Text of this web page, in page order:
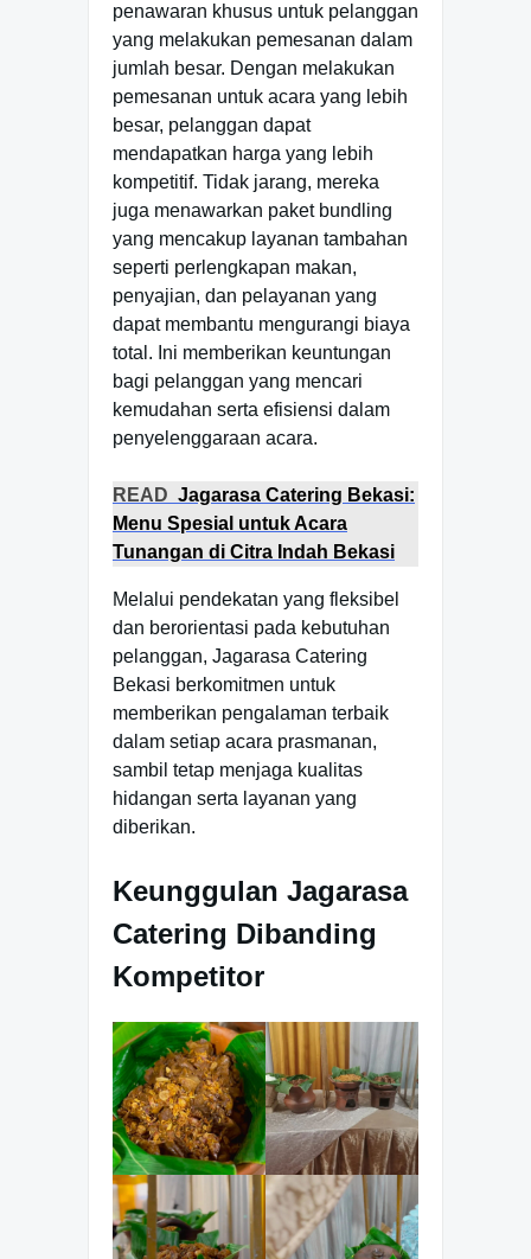
penawaran khusus untuk pelanggan
yang melakukan pemesanan dalam
jumlah besar. Dengan melakukan
pemesanan untuk acara yang lebih
besar, pelanggan dapat
mendapatkan harga yang lebih
kompetitif. Tidak jarang, mereka
juga menawarkan paket bundling
yang mencakup layanan tambahan
seperti perlengkapan makan,
penyajian, dan pelayanan yang
dapat membantu mengurangi biaya
total. Ini memberikan keuntungan
bagi pelanggan yang mencari
kemudahan serta efisiensi dalam
penyelenggaraan acara.
READ Jagarasa Catering Bekasi:
Menu Spesial untuk Acara
Tunangan di Citra Indah Bekasi
Melalui pendekatan yang fleksibel
dan berorientasi pada kebutuhan
pelanggan, Jagarasa Catering
Bekasi berkomitmen untuk
memberikan pengalaman terbaik
dalam setiap acara prasmanan,
sambil tetap menjaga kualitas
hidangan serta layanan yang
diberikan.
Keunggulan Jagarasa
Catering Dibanding
Kompetitor